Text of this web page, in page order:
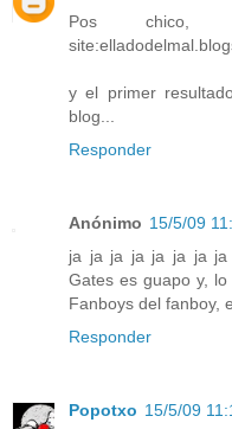
Pos chico,
y el primer
blog...
Responder
Anónimo 15/5/09
ja ja ja ja ja ja ja ja
Gates es guapo y,
Fanboys del fanboy,
Responder
Popotxo 15/5/09